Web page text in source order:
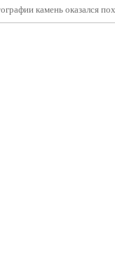
камень оказался